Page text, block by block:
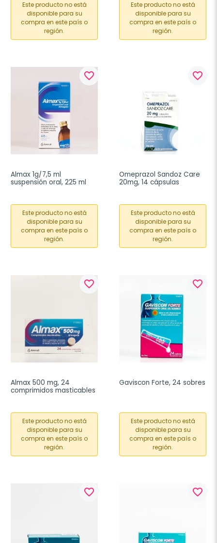
Este producto no está
disponible para su
compra en este país o
región.
Este producto no está
disponible para su
compra en este país o
región.
favorite_border
Almax 1g/7,5 ml
suspensión oral, 225 ml
Este producto no está
disponible para su
compra en este país o
región.
favorite_border
Omeprazol Sandoz Care
20mg, 14 cápsulas
Este producto no está
disponible para su
compra en este país o
región.
favorite_border
Almax 500 mg, 24
comprimidos masticables
Este producto no está
disponible para su
compra en este país o
región.
favorite_border
Gaviscon Forte, 24 sobres
Este producto no está
disponible para su
compra en este país o
región.
favorite_border favorite_border